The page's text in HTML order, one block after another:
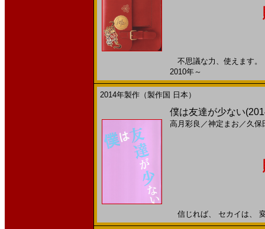
不思議な力、使えます
2010年～
2014年製作（製作国 日本）
僕は友達が少ない
高月彩良 ／神定まお ／ 久保
信じれば、 セカイは、